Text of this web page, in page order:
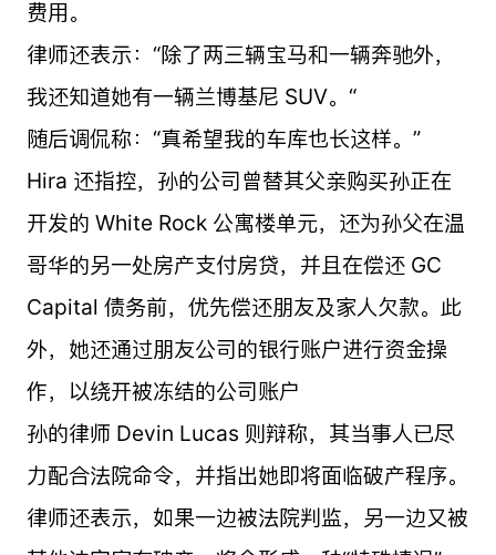
费用。
律师还表示：“除了两三辆宝马和一辆奔驰外，
我还知道她有一辆兰博基尼 SUV。“
随后调侃称：“真希望我的车库也长这样。”
Hira 还指控，孙的公司曾替其父亲购买孙正在
开发的 White Rock 公寓楼单元，还为孙父在温
哥华的另一处房产支付房贷，并且在偿还 GC
Capital 债务前，优先偿还朋友及家人欠款。此
外，她还通过朋友公司的银行账户进行资金操
作，以绕开被冻结的公司账户
孙的律师 Devin Lucas 则辩称，其当事人已尽
力配合法院命令，并指出她即将面临破产程序。
律师还表示，如果一边被法院判监，另一边又被